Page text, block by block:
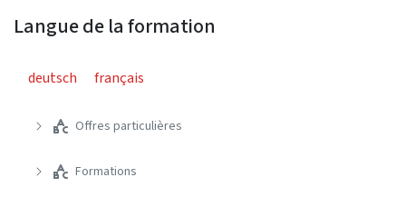
Langue de la formation
deutsch français
Offres particulières
Formations